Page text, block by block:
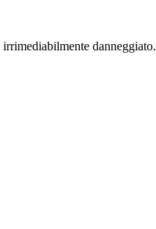
danneggiato.